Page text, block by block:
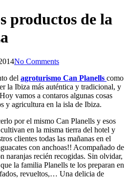
productos de la
No Comments
del agroturismo Can Planells como
la Ibiza más auténtica y tradicional, y
vamos a contaros algunas cosas
y agricultura en la isla de Ibiza.
por el mismo Can Planells y esos
en la misma tierra del hotel y
clientes todas las mañanas en el
con anchoas!! Acompañado de
naranjas recién recogidas. Sin olvidar,
la familia Planells te los preparan en
revueltos,… Una delicia de